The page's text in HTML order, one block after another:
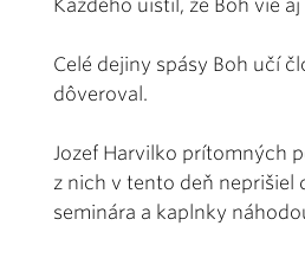
Každého uistil, že Boh vie
Celé dejiny spásy Boh učí
dôveroval.
Jozef Harvilko prítomných
z nich v tento deň neprišiel
seminára a kaplnky